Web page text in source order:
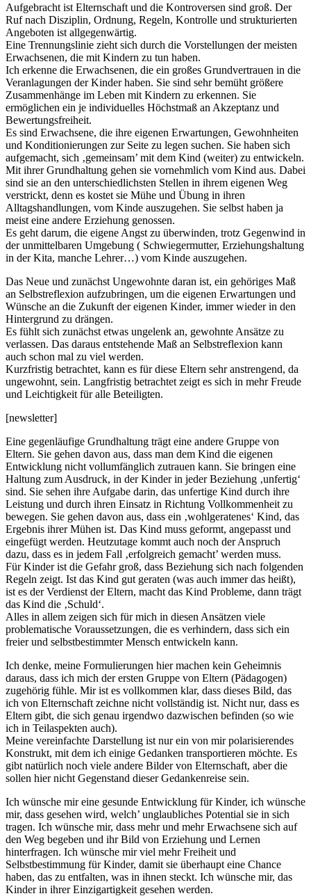
Aufgebracht ist Elternschaft und die Kontroversen sind groß. Der
Ruf nach Disziplin, Ordnung, Regeln, Kontrolle und strukturierten
Angeboten ist allgegenwärtig.
Eine Trennungslinie zieht sich durch die Vorstellungen der meisten
Erwachsenen, die mit Kindern zu tun haben.
Ich erkenne die Erwachsenen, die ein großes Grundvertrauen in die
Veranlagungen der Kinder haben. Sie sind sehr bemüht größere
Zusammenhänge im Leben mit Kindern zu erkennen. Sie
ermöglichen ein je individuelles Höchstmaß an Akzeptanz und
Bewertungsfreiheit.
Es sind Erwachsene, die ihre eigenen Erwartungen, Gewohnheiten
und Konditionierungen zur Seite zu legen suchen. Sie haben sich
aufgemacht, sich ‚gemeinsam’ mit dem Kind (weiter) zu entwickeln.
Mit ihrer Grundhaltung gehen sie vornehmlich vom Kind aus. Dabei
sind sie an den unterschiedlichsten Stellen in ihrem eigenen Weg
verstrickt, denn es kostet sie Mühe und Übung in ihren
Alltagshandlungen, vom Kinde auszugehen. Sie selbst haben ja
meist eine andere Erziehung genossen.
Es geht darum, die eigene Angst zu überwinden, trotz Gegenwind in
der unmittelbaren Umgebung ( Schwiegermutter, Erziehungshaltung
in der Kita, manche Lehrer…) vom Kinde auszugehen.
Das Neue und zunächst Ungewohnte daran ist, ein gehöriges Maß
an Selbstreflexion aufzubringen, um die eigenen Erwartungen und
Wünsche an die Zukunft der eigenen Kinder, immer wieder in den
Hintergrund zu drängen.
Es fühlt sich zunächst etwas ungelenk an, gewohnte Ansätze zu
verlassen. Das daraus entstehende Maß an Selbstreflexion kann
auch schon mal zu viel werden.
Kurzfristig betrachtet, kann es für diese Eltern sehr anstrengend, da
ungewohnt, sein. Langfristig betrachtet zeigt es sich in mehr Freude
und Leichtigkeit für alle Beteiligten.
[newsletter]
Eine gegenläufige Grundhaltung trägt eine andere Gruppe von
Eltern. Sie gehen davon aus, dass man dem Kind die eigenen
Entwicklung nicht vollumfänglich zutrauen kann. Sie bringen eine
Haltung zum Ausdruck, in der Kinder in jeder Beziehung ‚unfertig‘
sind. Sie sehen ihre Aufgabe darin, das unfertige Kind durch ihre
Leistung und durch ihren Einsatz in Richtung Vollkommenheit zu
bewegen. Sie gehen davon aus, dass ein ‚wohlgeratenes‘ Kind, das
Ergebnis ihrer Mühen ist. Das Kind muss geformt, angepasst und
eingefügt werden. Heutzutage kommt auch noch der Anspruch
dazu, dass es in jedem Fall ‚erfolgreich gemacht’ werden muss.
Für Kinder ist die Gefahr groß, dass Beziehung sich nach folgenden
Regeln zeigt. Ist das Kind gut geraten (was auch immer das heißt),
ist es der Verdienst der Eltern, macht das Kind Probleme, dann trägt
das Kind die ‚Schuld‘.
Alles in allem zeigen sich für mich in diesen Ansätzen viele
problematische Voraussetzungen, die es verhindern, dass sich ein
freier und selbstbestimmter Mensch entwickeln kann.
Ich denke, meine Formulierungen hier machen kein Geheimnis
daraus, dass ich mich der ersten Gruppe von Eltern (Pädagogen)
zugehörig fühle. Mir ist es vollkommen klar, dass dieses Bild, das
ich von Elternschaft zeichne nicht vollständig ist. Nicht nur, dass es
Eltern gibt, die sich genau irgendwo dazwischen befinden (so wie
ich in Teilaspekten auch).
Meine vereinfachte Darstellung ist nur ein von mir polarisierendes
Konstrukt, mit dem ich einige Gedanken transportieren möchte. Es
gibt natürlich noch viele andere Bilder von Elternschaft, aber die
sollen hier nicht Gegenstand dieser Gedankenreise sein.
Ich wünsche mir eine gesunde Entwicklung für Kinder, ich wünsche
mir, dass gesehen wird, welch’ unglaubliches Potential sie in sich
tragen. Ich wünsche mir, dass mehr und mehr Erwachsene sich auf
den Weg begeben und ihr Bild von Erziehung und Lernen
hinterfragen. Ich wünsche mir viel mehr Freiheit und
Selbstbestimmung für Kinder, damit sie überhaupt eine Chance
haben, das zu entfalten, was in ihnen steckt. Ich wünsche mir, das
Kinder in ihrer Einzigartigkeit gesehen werden.